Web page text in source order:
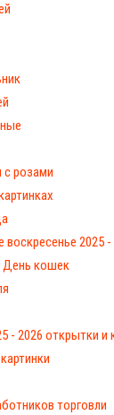
розами
2025 -
День кошек
- 2026 открытки и
торговли